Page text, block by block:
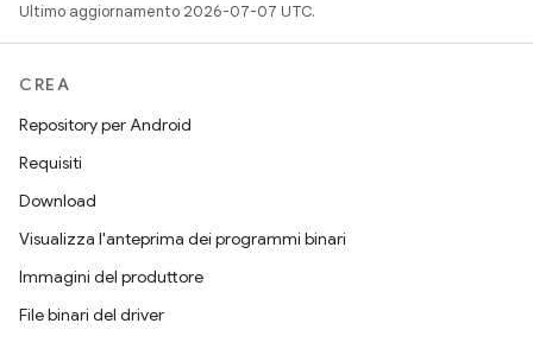
Ultimo aggiornamento 2026-07-07 UTC.
CREA
Repository per Android
Requisiti
Download
Visualizza l'anteprima dei programmi binari
Immagini del produttore
File binari del driver